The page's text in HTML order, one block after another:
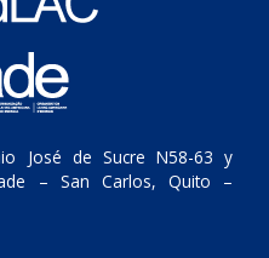
José de Sucre N58-63 y
– San Carlos, Quito –